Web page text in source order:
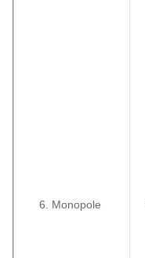
6. Monopole